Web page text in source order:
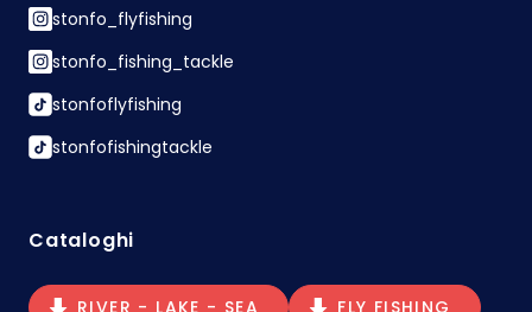
stonfo_flyfishing
stonfo_fishing_tackle
stonfoflyfishing
stonfofishingtackle
Cataloghi